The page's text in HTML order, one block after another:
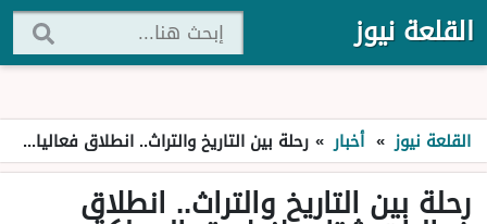
القلعة نيوز
القلعة نيوز » أخبار » رحلة بين التاريخ والتراث.. انطلاق فعاليات شتاء طنطورة بالمملكة رسميًا
رحلة بين التاريخ والتراث.. انطلاق